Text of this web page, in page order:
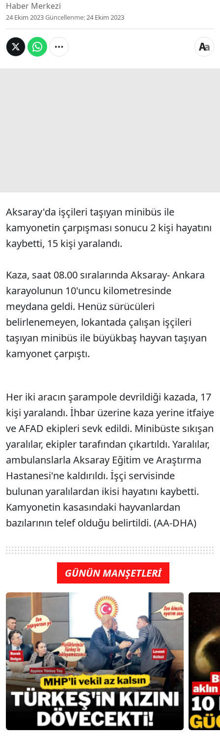
Haber Merkezi
24 Ekim 2023Güncellenme:24 Ekim 2023
Aksaray'da işçileri taşıyan minibüs ile
kamyonetin çarpışması sonucu 2 kişi hayatını
kaybetti, 15 kişi yaralandı.
Kaza, saat 08.00 sıralarında Aksaray- Ankara
karayolunun 10'uncu kilometresinde
meydana geldi. Henüz sürücüleri
belirlenemeyen, lokantada çalışan işçileri
taşıyan minibüs ile büyükbaş hayvan taşıyan
kamyonet çarpıştı.
Her iki aracın şarampole devrildiği kazada, 17
kişi yaralandı. İhbar üzerine kaza yerine itfaiye
ve AFAD ekipleri sevk edildi. Minibüste sıkışan
yaralılar, ekipler tarafından çıkartıldı. Yaralılar,
ambulanslarla Aksaray Eğitim ve Araştırma
Hastanesi'ne kaldırıldı. İşçi servisinde
bulunan yaralılardan ikisi hayatını kaybetti.
Kamyonetin kasasındaki hayvanlardan
bazılarının telef olduğu belirtildi. (AA-DHA)
GÜNÜN MANŞETLERİ